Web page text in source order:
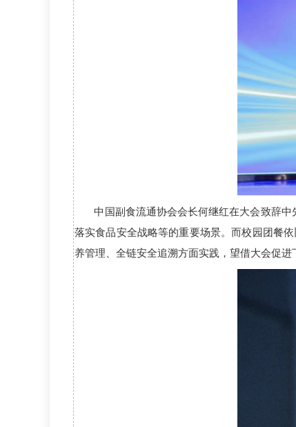
中国副食流通协会会长何继红在大会致辞中
落实食品安全战略等的重要场景。而校园团餐依
养管理、全链安全追溯方面实践，望借大会促进